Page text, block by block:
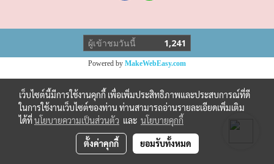
ผู้เข้าชมวันนี้ 1,241
Powered by MakeWebEasy.com
เว็บไซต์นี้มีการใช้งานคุกกี้ เพื่อเพิ่มประสิทธิภาพและประสบการณ์ที่ดี
ในการใช้งานเว็บไซต์ของท่าน ท่านสามารถอ่านรายละเอียดเพิ่มเติม
ได้ที่นโยบายความเป็นส่วนตัว และ นโยบายคุกกี้
ตั้งค่าคุกกี้ ยอมรับทั้งหมด